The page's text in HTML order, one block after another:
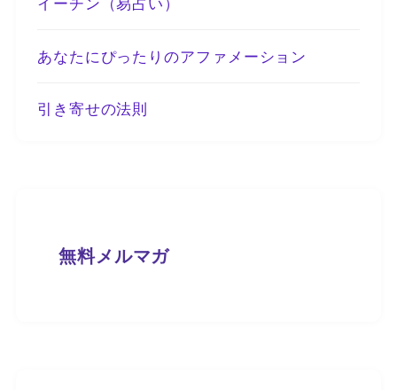
あなたにぴったりのアファメーション
引き寄せの法則
無料メルマガ